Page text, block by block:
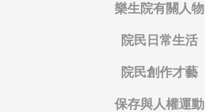
樂生院有關人物
院民日常生活
院民創作才藝
保存與人權運動